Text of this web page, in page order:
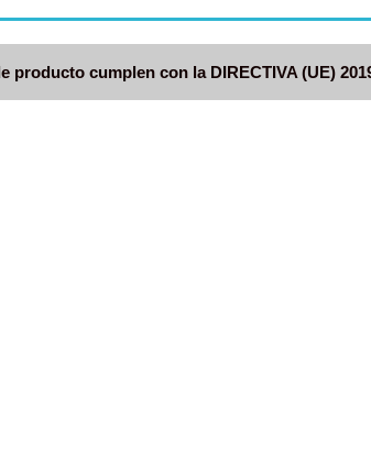
producto cumplen con la DIRECTIVA (UE)